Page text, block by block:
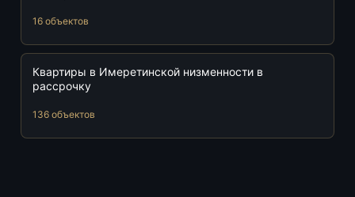
16 объектов
Квартиры в Имеретинской низменности в
рассрочку
136 объектов